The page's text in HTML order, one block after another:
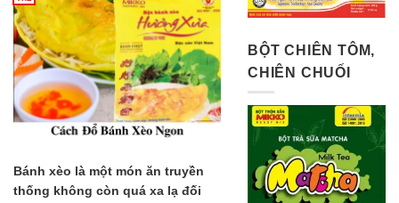
Bánh xèo là một món ăn truyền
thống không còn quá xa lạ đối
BỘT CHIÊN TÔM,
CHIÊN CHUỐI